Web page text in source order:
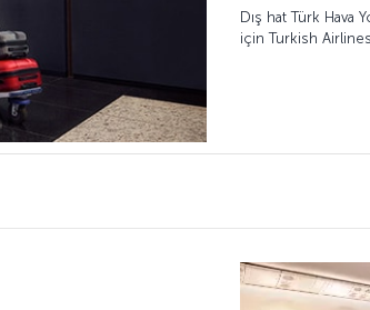
Dış hat Türk Hava
için Turkish